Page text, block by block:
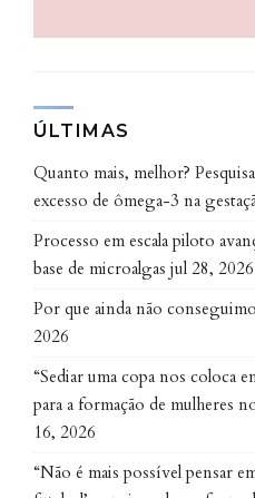
ÚLTIMAS
Quanto mais, melhor?
excesso de ômega-3 na
Processo em escala piloto
base de microalgas jul 28, 2026
Por que ainda não
2026
“Sediar uma copa nos coloca
para a formação de mulheres
16, 2026
“Não é mais possível pensar